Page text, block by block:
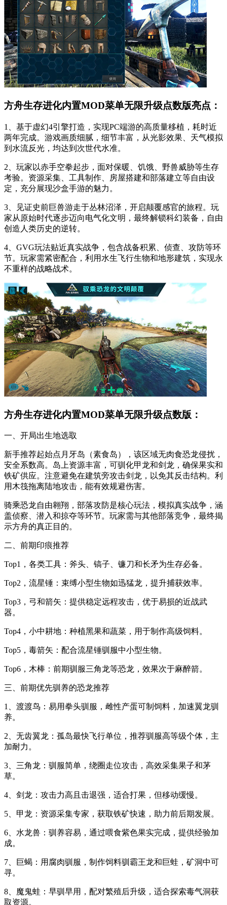
方舟生存进化内置MOD菜单无限升级点数版亮点：
1、基于虚幻4引擎打造，实现PC端游的高质量移植，耗时近
两年完成。游戏画质细腻，细节丰富，从光影效果、天气模拟
到水流反光，均达到次世代水准。
2、玩家以赤手空拳起步，面对保暖、饥饿、野兽威胁等生存
考验。资源采集、工具制作、房屋搭建和部落建立等自由设
定，充分展现沙盒手游的魅力。
3、见证史前巨兽游走于丛林沼泽，开启颠覆感官的旅程。玩
家从原始时代逐步迈向电气化文明，最终解锁科幻装备，自由
创造人类历史的逆转。
4、GVG玩法贴近真实战争，包含战备积累、侦查、攻防等环
节。玩家需紧密配合，利用水生飞行生物和地形建筑，实现永
不重样的战略战术。
方舟生存进化内置MOD菜单无限升级点数版：
一、开局出生地选取
新手推荐起始点月牙岛（素食岛），该区域无肉食恐龙侵扰，
安全系数高。岛上资源丰富，可驯化甲龙和剑龙，确保果实和
铁矿供应。注意避免在建筑旁攻击剑龙，以免其反击结构。利
用木筏拖离陆地攻击，能有效规避伤害。
骑乘恐龙自由翱翔，部落攻防是核心玩法，模拟真实战争，涵
盖侦察、潜入和掠夺等环节。玩家需与其他部落竞争，最终揭
示方舟的真正目的。
二、前期印痕推荐
Top1，各类工具：斧头、镐子、镰刀和长矛为生存必备。
Top2，流星锤：束缚小型生物如迅猛龙，提升捕获效率。
Top3，弓和箭矢：提供稳定远程攻击，优于易损的近战武
器。
Top4，小中耕地：种植黑果和蔬菜，用于制作高级饲料。
Top5，毒箭矢：配合流星锤驯服中小型生物。
Top6，木棒：前期驯服三角龙等恐龙，效果次于麻醉箭。
三、前期优先驯养的恐龙推荐
1、渡渡鸟：易用拳头驯服，雌性产蛋可制饲料，加速翼龙驯
养。
2、无齿翼龙：孤岛最快飞行单位，推荐驯服高等级个体，主
加耐力。
3、三角龙：驯服简单，绕圈走位攻击，高效采集果子和茅
草。
4、剑龙：攻击力高且击退强，适合打果，但移动缓慢。
5、甲龙：资源采集专家，获取铁矿快速，助力前后期发展。
6、水龙兽：驯养容易，通过喂食紫色果实完成，提供经验加
成。
7、巨蝎：用腐肉驯服，制作饲料驯霸王龙和巨蛙，矿洞中可
寻。
8、魔鬼蛙：早驯早用，配对繁殖后升级，适合探索毒气洞获
取资源。